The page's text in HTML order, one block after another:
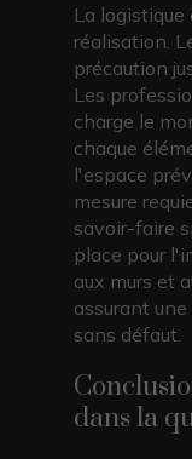
La
réalisation.
précaution
Les
charge le
chaque
l'espace
mesure
savoir-faire
place pour
aux murs et
assurant
sans défaut.
dans la